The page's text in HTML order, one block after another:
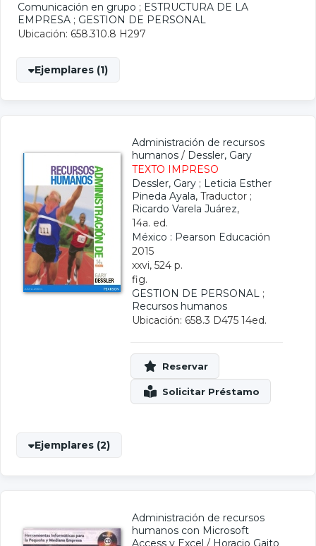
Comunicación en grupo ; ESTRUCTURA DE LA
EMPRESA ; GESTION DE PERSONAL
Ubicación: 658.310.8 H297
Ejemplares (1)
Administración de recursos
humanos / Dessler, Gary
TEXTO IMPRESO
Dessler, Gary ; Leticia Esther
Pineda Ayala, Traductor ;
Ricardo Varela Juárez,
14a. ed.
México : Pearson Educación
2015
xxvi, 524 p.
fig.
GESTION DE PERSONAL ;
Recursos humanos
Ubicación: 658.3 D475 14ed.
Ejemplares (2)
Administración de recursos
humanos con Microsoft
Access y Excel / Horacio Gaito